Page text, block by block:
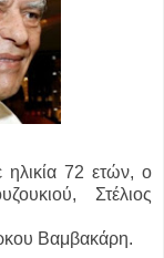
72 ετών, ο
Στέλιος
Βαμβακάρη.